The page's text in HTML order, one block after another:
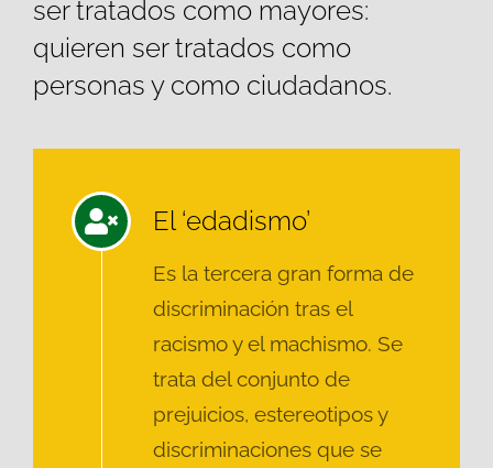
ser tratados como mayores:
quieren ser tratados como
personas y como ciudadanos.
El ‘edadismo’
Es la tercera gran forma de
discriminación tras el
racismo y el machismo. Se
trata del conjunto de
prejuicios, estereotipos y
discriminaciones que se